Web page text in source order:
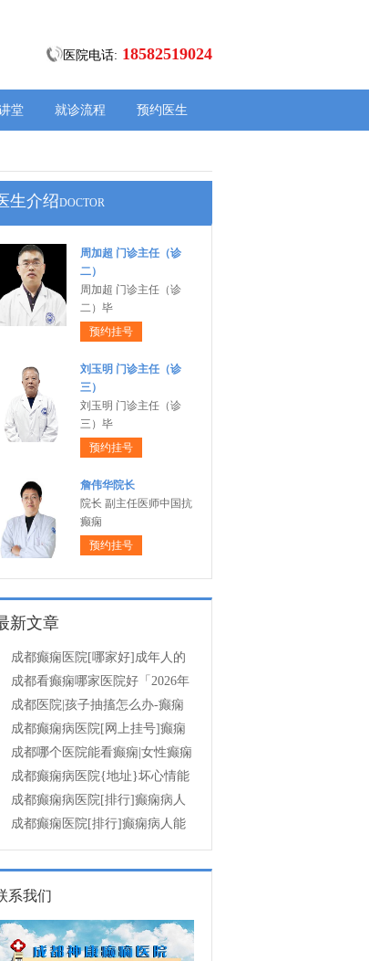
医院电话: 18582519024
堂 就诊流程 预约医生
生介绍DOCTOR
周加超 门诊主任（诊
二）
周加超 门诊主任（诊
二）毕
预约挂号
刘玉明 门诊主任（诊
三）
刘玉明 门诊主任（诊
三）毕
预约挂号
詹伟华院长
院长 副主任医师中国抗
癫痫
预约挂号
新文章
成都癫痫医院[哪家好]成年人的
痫能自己恢复吗?
成都看癫痫哪家医院好「2026年
公布」这些行为能有效减少癫痫
来的智力损伤
成都医院|孩子抽搐怎么办-癫痫
期治疗没有效果怎么办?
成都癫痫病医院[网上挂号]癫痫
人可以运动吗?
成都哪个医院能看癫痫|女性癫痫
人怀孕要如何护理?
成都癫痫病医院{地址}坏心情能
致癫痫发作吗?
成都癫痫病医院[排行]癫痫病人
当怎么治疗?
成都癫痫医院[排行]癫痫病人能
夜吗?
系我们